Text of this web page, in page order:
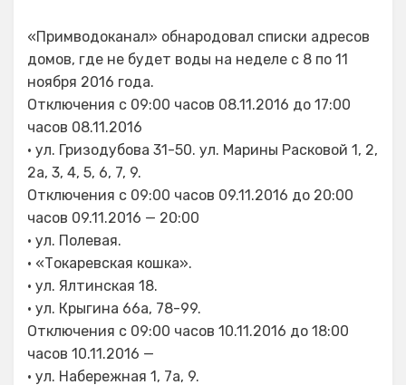
«Примводоканал» обнародовал списки адресов
домов, где не будет воды на неделе с 8 по 11
ноября 2016 года.
Отключения с 09:00 часов 08.11.2016 до 17:00
часов 08.11.2016
• ул. Гризодубова 31-50. ул. Марины Расковой 1, 2,
2а, 3, 4, 5, 6, 7, 9.
Отключения с 09:00 часов 09.11.2016 до 20:00
часов 09.11.2016 — 20:00
• ул. Полевая.
• «Токаревская кошка».
• ул. Ялтинская 18.
• ул. Крыгина 66а, 78-99.
Отключения с 09:00 часов 10.11.2016 до 18:00
часов 10.11.2016 —
• ул. Набережная 1, 7а, 9.